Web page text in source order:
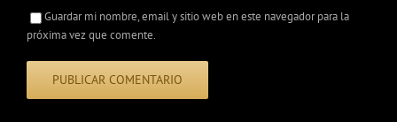
Guardar mi nombre, email y sitio web en este navegador para la
próxima vez que comente.